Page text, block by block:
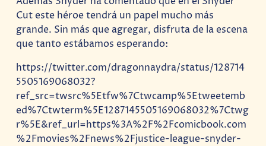
Cut este héroe tendrá un papel mucho más
grande. Sin más que agregar, disfruta de la escena
que tanto estábamos esperando:
https://twitter.com/dragonnaydra/status/128714
5505169068032?
ref_src=twsrc%5Etfw%7Ctwcamp%5Etweetemb
ed%7Ctwterm%5E1287145505169068032%7Ctwg
r%5E&ref_url=https%3A%2F%2Fcomicbook.com
%2Fmovies%2Fnews%2Fjustice-league-snyder-